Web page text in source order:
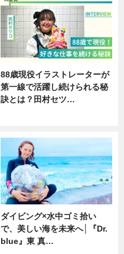
88歳現役イラストレーターが
第一線で活躍し続けられる秘
訣とは？田村セツ…
ダイビング×水中ゴミ拾い
で、美しい海を未来へ│『Dr.
blue』東 真…